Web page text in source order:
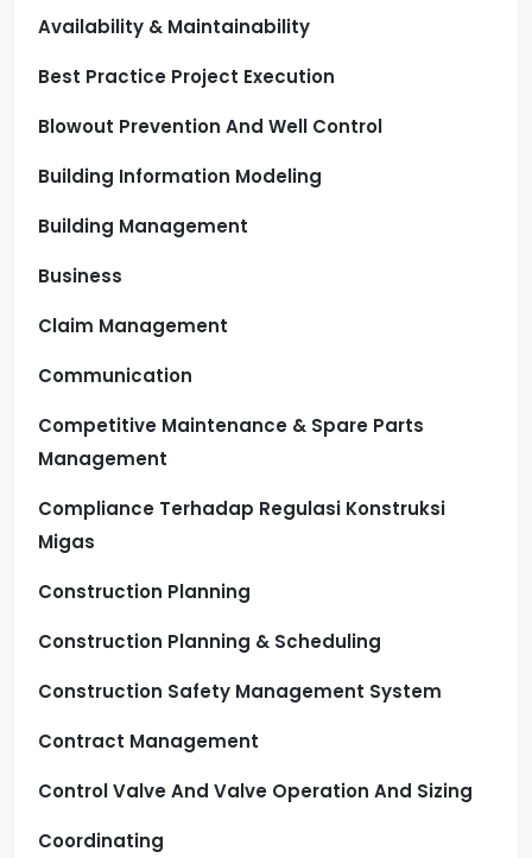
Availability & Maintainability
Best Practice Project Execution
Blowout Prevention And Well Control
Building Information Modeling
Building Management
Business
Claim Management
Communication
Competitive Maintenance & Spare Parts
Management
Compliance Terhadap Regulasi Konstruksi
Migas
Construction Planning
Construction Planning & Scheduling
Construction Safety Management System
Contract Management
Control Valve And Valve Operation And Sizing
Coordinating